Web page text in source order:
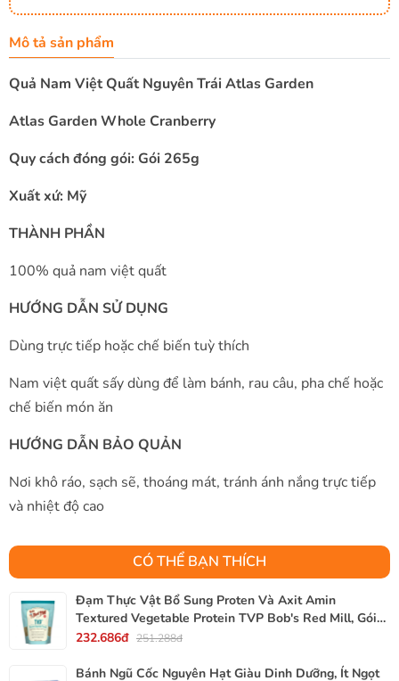
Mô tả sản phẩm
Quả Nam Việt Quất Nguyên Trái Atlas Garden
Atlas Garden Whole Cranberry
Quy cách đóng gói: Gói 265g
Xuất xứ: Mỹ
THÀNH PHẦN
100% quả nam việt quất
HƯỚNG DẪN SỬ DỤNG
Dùng trực tiếp hoặc chế biến tuỳ thích
Nam việt quất sấy dùng để làm bánh, rau câu, pha chế hoặc
chế biến món ăn
HƯỚNG DẪN BẢO QUẢN
Nơi khô ráo, sạch sẽ, thoáng mát, tránh ánh nắng trực tiếp
và nhiệt độ cao
CÓ THỂ BẠN THÍCH
Đạm Thực Vật Bổ Sung Proten Và Axit Amin
Textured Vegetable Protein TVP Bob's Red Mill, Gói
340g, 12 Oz.
232.686đ 251.288đ
Bánh Ngũ Cốc Nguyên Hạt Giàu Dinh Dưỡng, Ít Ngọt